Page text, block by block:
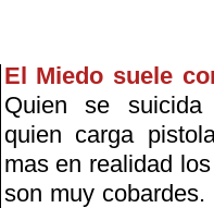
El Miedo suele
Quien se suicida
quien carga
mas en realidad
son muy